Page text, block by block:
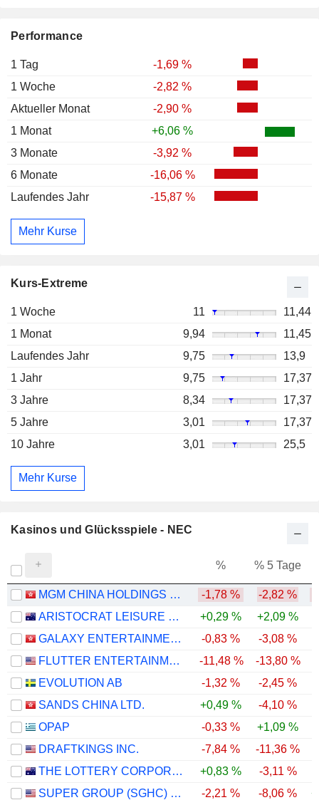
Performance
1 Tag
-1,69 %
1 Woche
-2,82 %
Aktueller Monat
-2,90 %
1 Monat
+6,06 %
3 Monate
-3,92 %
6 Monate
-16,06 %
Laufendes Jahr
-15,87 %
Mehr Kurse
Kurs-Extreme
1 Woche 11
11,44
1 Monat
9,94
11,45
Laufendes Jahr
9,75
13,9
1 Jahr
9,75
17,37
3 Jahre
8,34
17,37
5 Jahre
3,01
17,37
10 Jahre
3,01 25,5
Mehr Kurse
Kasinos und Glücksspiele - NEC
% % 5 Tage
MGM CHINA HOLDINGS LIMITED -1,78 % -2,82 %
ARISTOCRAT LEISURE LIMITED
+0,29 % +2,09 %
GALAXY ENTERTAINMENT GROUP LIMITED
-0,83 % -3,08 %
FLUTTER ENTERTAINMENT PLC
-11,48 % -13,80 %
EVOLUTION AB
-1,32 % -2,45 %
SANDS CHINA LTD.
+0,49 % -4,10 %
OPAP
-0,33 % +1,09 %
DRAFTKINGS INC.
-7,84 % -11,36 %
THE LOTTERY CORPORATION LIMITED
+0,83 % -3,11 %
SUPER GROUP (SGHC) LIMITED
-2,21 % -8,06 %